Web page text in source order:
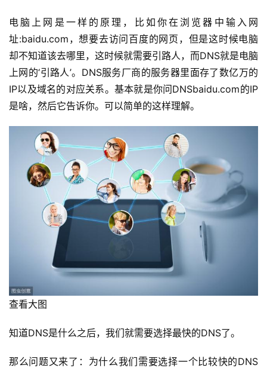
电脑上网是一样的原理，比如你在浏览器中输入网
址:baidu.com，想要去访问百度的网页，但是这时候电脑
却不知道该去哪里，这时候就需要引路人，而DNS就是电脑
上网的‘引路人’。DNS服务厂商的服务器里面存了数亿万的
IP以及域名的对应关系。基本就是你问DNSbaidu.com的IP
是啥，然后它告诉你。可以简单的这样理解。
查看大图
知道DNS是什么之后，我们就需要选择最快的DNS了。
那么问题又来了：为什么我们需要选择一个比较快的DNS